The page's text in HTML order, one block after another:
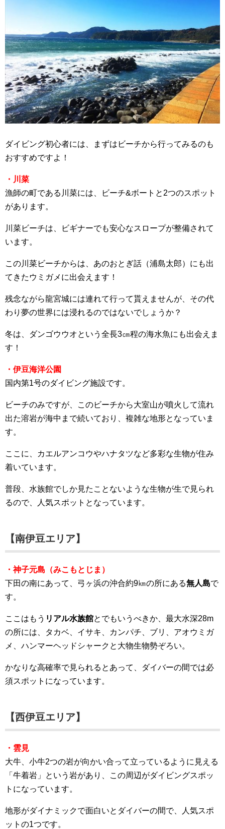
ダイビング初心者には、まずはビーチから行ってみるのも
おすすめですよ！
・川菜
漁師の町である川菜には、ビーチ&ボートと2つのスポット
があります。
川菜ビーチは、ビギナーでも安心なスロープが整備されて
います。
この川菜ビーチからは、あのおとぎ話（浦島太郎）にも出
てきたウミガメに出会えます！
残念ながら龍宮城には連れて行って貰えませんが、その代
わり夢の世界には浸れるのではないでしょうか？
冬は、ダンゴウウオという全長3㎝程の海水魚にも出会えま
す！
・伊豆海洋公園
国内第1号のダイビング施設です。
ビーチのみですが、このビーチから大室山が噴火して流れ
出た溶岩が海中まで続いており、複雑な地形となっていま
す。
ここに、カエルアンコウやハナタツなど多彩な生物が住み
着いています。
普段、水族館でしか見たことないような生物が生で見られ
るので、人気スポットとなっています。
【南伊豆エリア】
・神子元島（みこもとじま）
下田の南にあって、弓ヶ浜の沖合約9㎞の所にある無人島で
す。
ここはもう リアル水族館とでもいうべきか、最大水深28m
の所には、タカベ、イサキ、カンパチ、ブリ、アオウミガ
メ、ハンマーヘッドシャークと大物生物勢ぞろい。
かなりな高確率で見られるとあって、ダイバーの間では必
須スポットになっています。
【西伊豆エリア】
・雲見
大牛、小牛2つの岩が向かい合って立っているように見える
「牛着岩」という岩があり、この周辺がダイビングスポッ
トになっています。
地形がダイナミックで面白いとダイバーの間で、人気スポ
ットの1つです。